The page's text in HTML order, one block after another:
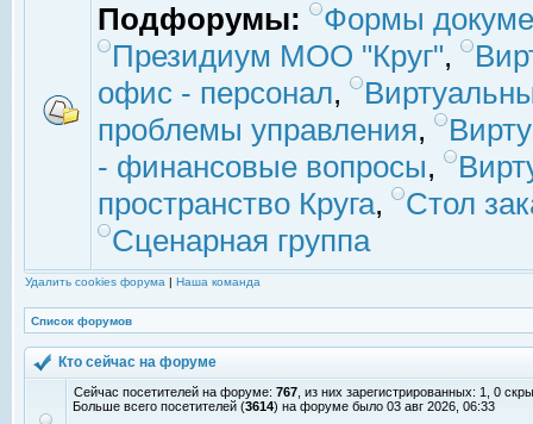
Подфорумы:
Формы
Президиум МОО "Круг",
офис - персонал,
проблемы управления,
- финансовые вопросы,
пространство Круга,
Стол
Сценарная группа
Удалить cookies форума | Наша команда
Список форумов
Кто сейчас на форуме
Сейчас посетителей на форуме: 767 , из них зарегистрированных: 1, 0
Больше всего посетителей (3614) на форуме было 03 авг 2026, 06:33